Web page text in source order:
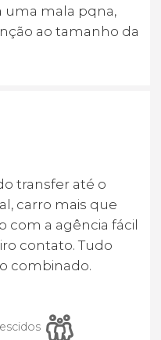
uma mala pqna,
ao tamanho da
transfer até o
carro mais que
com a agência fácil
contato. Tudo
combinado.